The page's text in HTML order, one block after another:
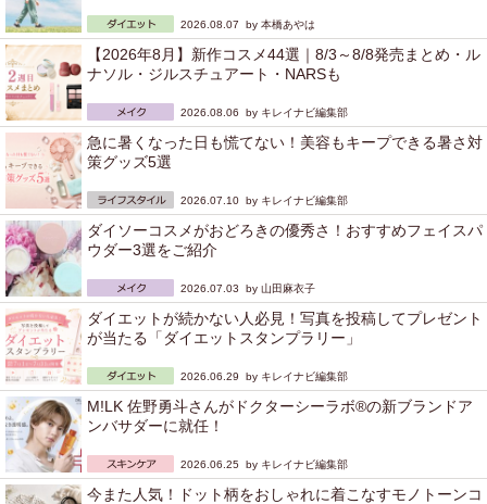
2026.08.07 by 本橋あやは
【2026年8月】新作コスメ44選｜8/3～8/8発売まとめ・ル
ナソル・ジルスチュアート・NARSも
2026.08.06 by キレイナビ編集部
急に暑くなった日も慌てない！美容もキープできる暑さ対
策グッズ5選
2026.07.10 by キレイナビ編集部
ダイソーコスメがおどろきの優秀さ！おすすめフェイスパ
ウダー3選をご紹介
2026.07.03 by 山田麻衣子
ダイエットが続かない人必見！写真を投稿してプレゼント
が当たる「ダイエットスタンプラリー」
2026.06.29 by キレイナビ編集部
M!LK 佐野勇斗さんがドクターシーラボ®の新ブランドア
ンバサダーに就任！
2026.06.25 by キレイナビ編集部
今また人気！ドット柄をおしゃれに着こなすモノトーンコ